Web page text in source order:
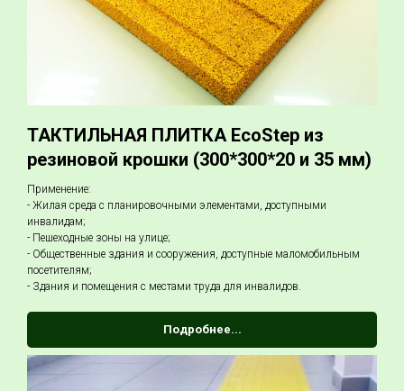
ТАКТИЛЬНАЯ ПЛИТКА EcoStep из
резиновой крошки (300*300*20 и 35 мм)
Применение:
- Жилая среда с планировочными элементами, доступными
инвалидам;
- Пешеходные зоны на улице;
- Общественные здания и сооружения, доступные маломобильным
посетителям;
- Здания и помещения с местами труда для инвалидов.
Подробнее...